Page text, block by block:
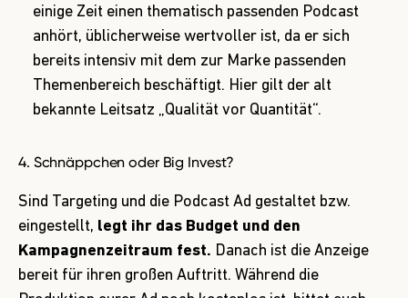
einige Zeit einen thematisch passenden Podcast
anhört, üblicherweise wertvoller ist, da er sich
bereits intensiv mit dem zur Marke passenden
Themenbereich beschäftigt. Hier gilt der alt
bekannte Leitsatz „Qualität vor Quantität“.
4. Schnäppchen oder Big Invest?
Sind Targeting und die Podcast Ad gestaltet bzw.
eingestellt, legt ihr das Budget und den
Kampagnenzeitraum fest. Danach ist die Anzeige
bereit für ihren großen Auftritt. Während die